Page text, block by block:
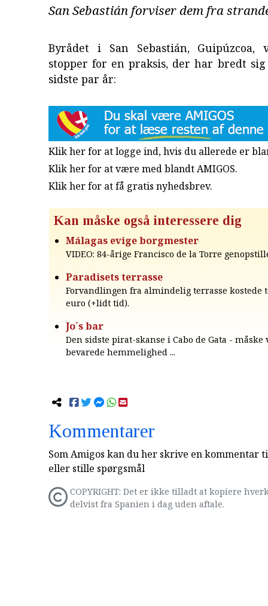
San Sebastián forviser dem fra
Byrådet i San Sebastián,
stopper for en praksis, der har bredt
sidste par år:
Klik her for at logge ind, hvis du allerede er
Klik her for at være med blandt AMIGOS.
Klik her for at få gratis nyhedsbrev.
Kan måske også interessere dig
Málagas evige borgmester
VIDEO: 84-årige Francisco de la Torre
Paradisets terrasse
Forvandlingen fra almindelig terrasse kostede
euro (+lidt tid).
Jo´s bar
Den sidste pirat-skanse i Cabo de Gata - måske
bevarede hemmelighed ...
Kommentarer
Som Amigos kan du her skrive en kommentar
eller stille spørgsmål
COPYRIGHT: Det er ikke tilladt at kopiere
delvist fra Spanien i dag uden aftale.